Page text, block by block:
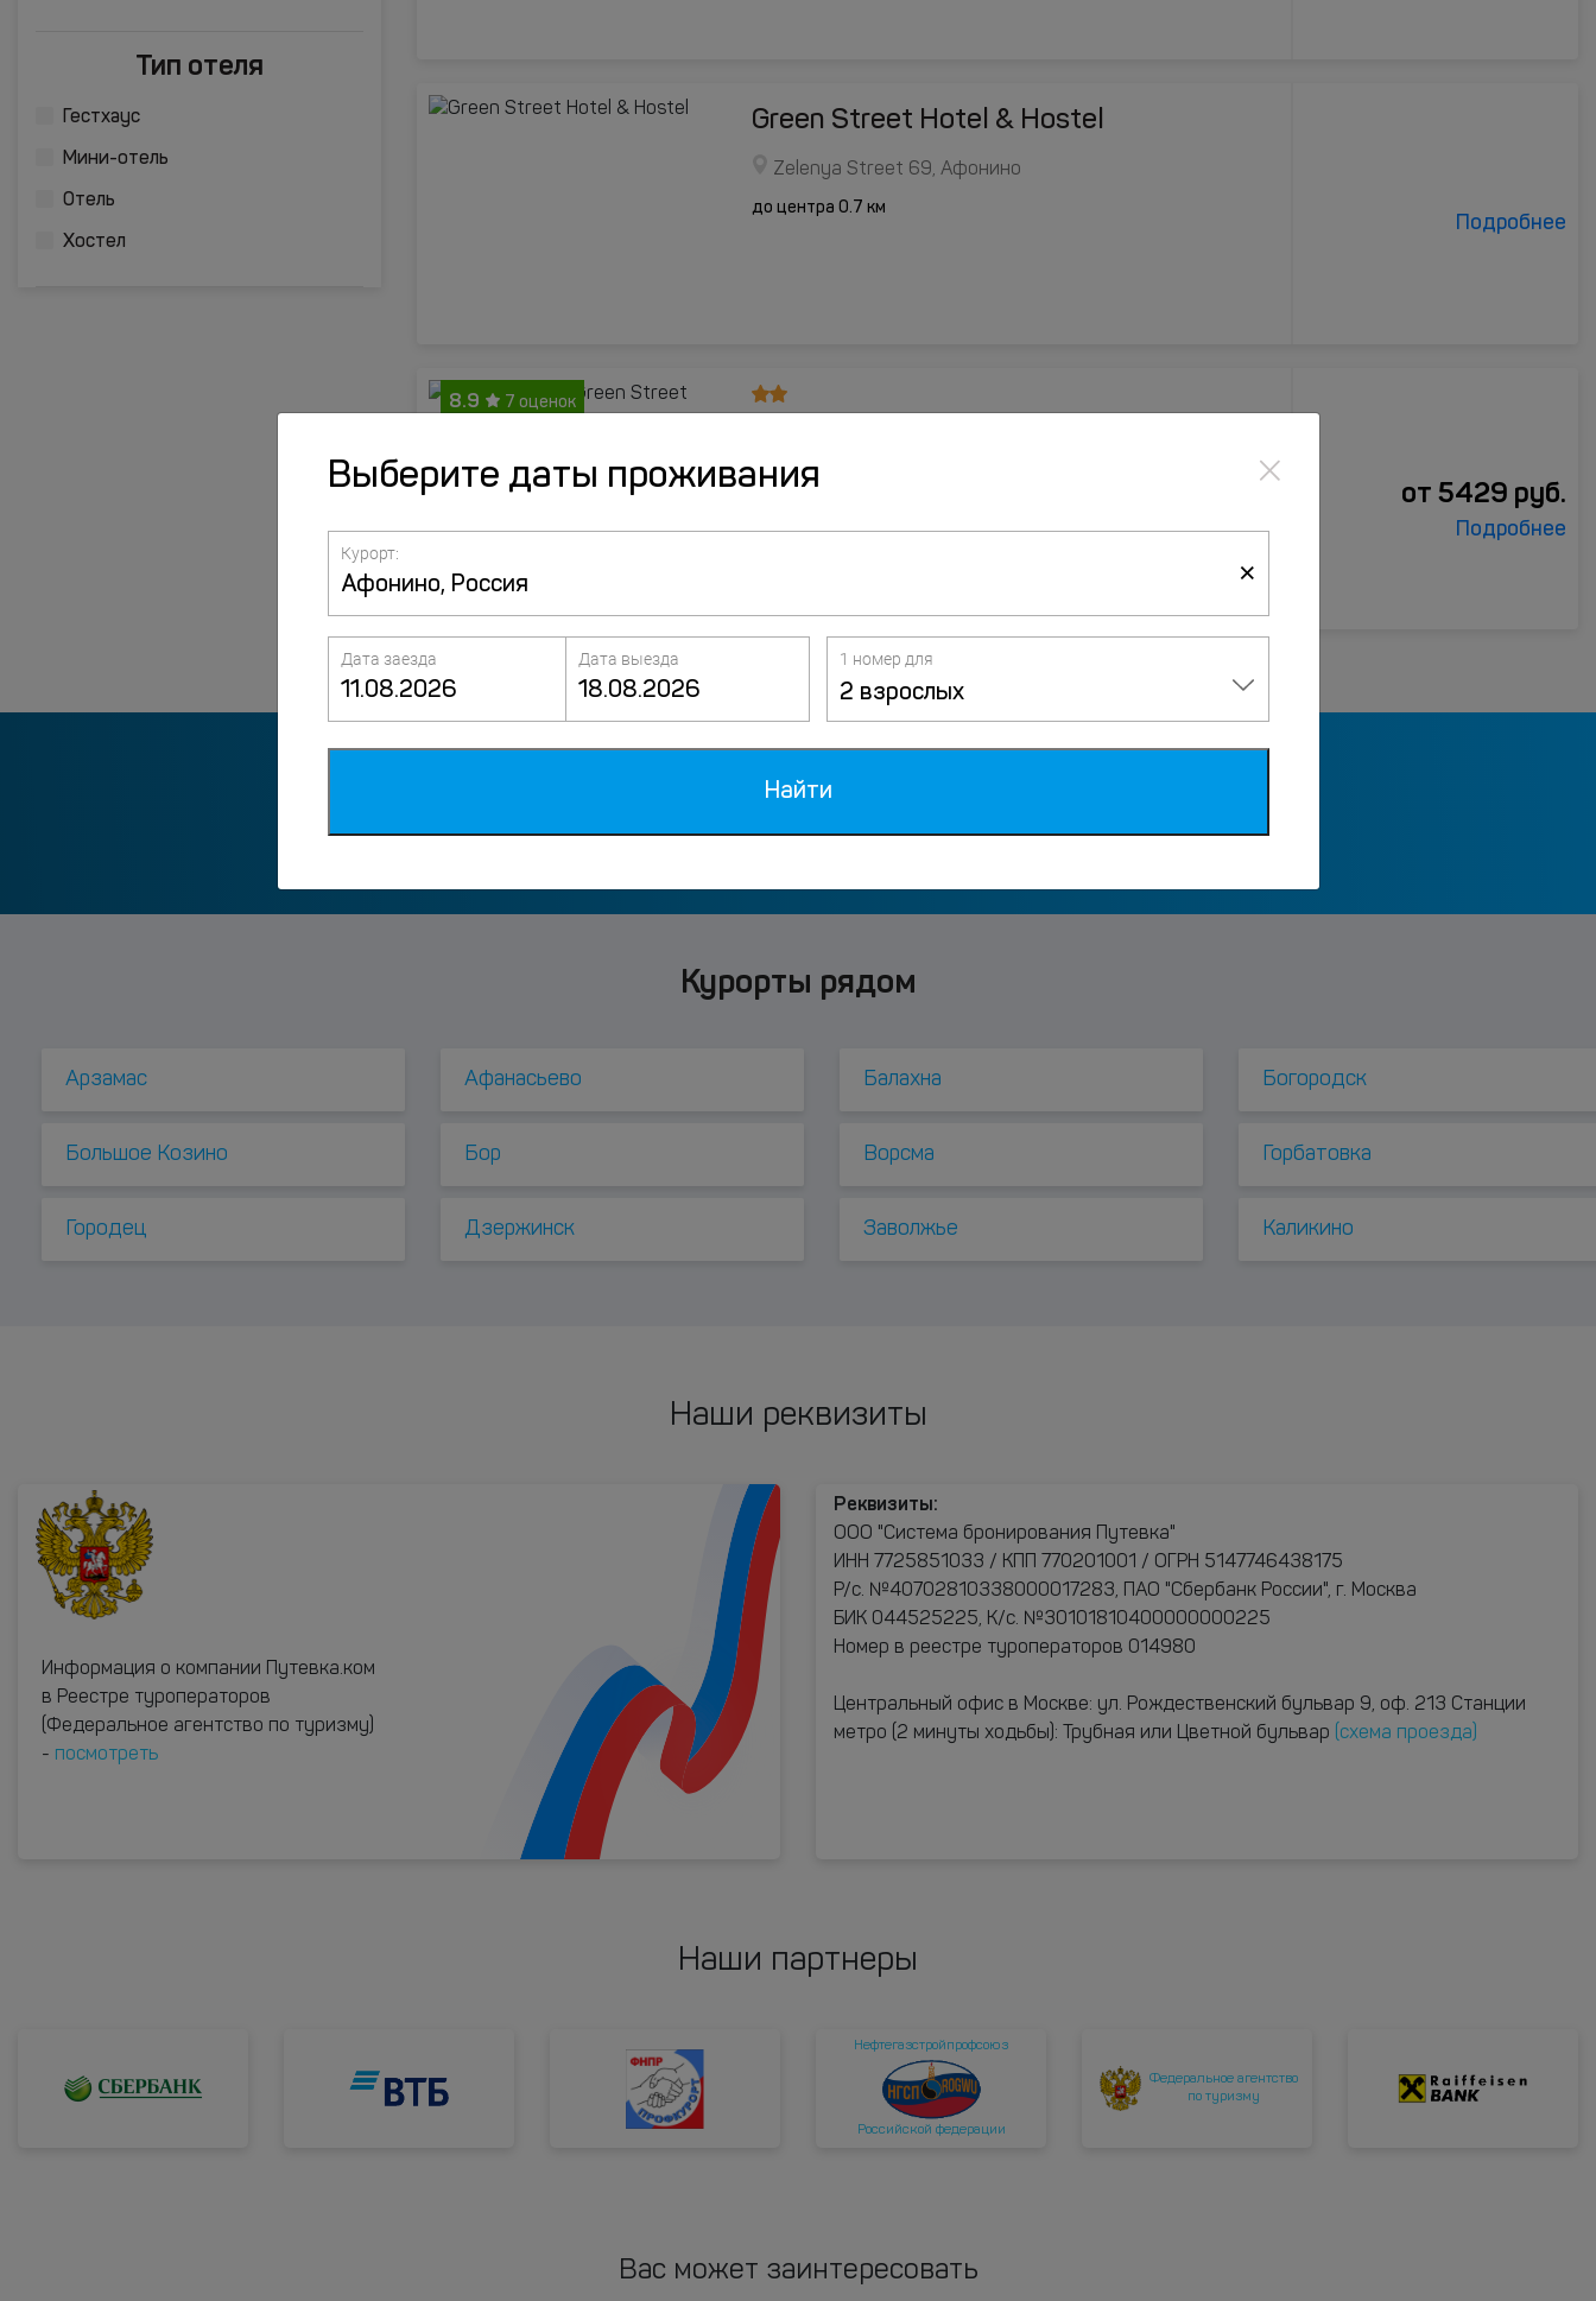
Тип отеля
Гестхаус
Мини-отель
Отель
Хостел
Green Street Hotel & Hostel
Zelenya Street 69, Афонино
до центра 0.7 км
Подробнее
8.9 7 оценок
улица Зеленая, д. 69, Афонино от 5429 руб.
Подробнее
Курорты рядом
Арзамас Афанасьево Балахна Богородск
Большое Козино Бор Ворсма Горбатовка
Городец Дзержинск Заволжье Каликино
Выберите даты проживания ×
Курорт:
×
Дата заезда Дата выезда 1 номер для
2 взрослых
Найти
Наши реквизиты
Информация о компании Путевка.ком
в Реестре туроператоров
(Федеральное агентство по туризму)
- посмотреть
Реквизиты:
ООО "Система бронирования Путевка"
ИНН 7725851033 / КПП 770201001 / ОГРН 5147746438175
Р/с. №40702810338000017283, ПАО "Сбербанк России", г. Москва
БИК 044525225, К/с. №30101810400000000225
Номер в реестре туроператоров 014980
Центральный офис в Москве: ул. Рождественский бульвар 9, оф. 213 Станции
метро (2 минуты ходьбы): Трубная или Цветной бульвар
(схема проезда)
Наши партнеры
Нефтегазстройпрофсоюз
Российской федерации
Федеральное агентство
по туризму
Вас может заинтересовать